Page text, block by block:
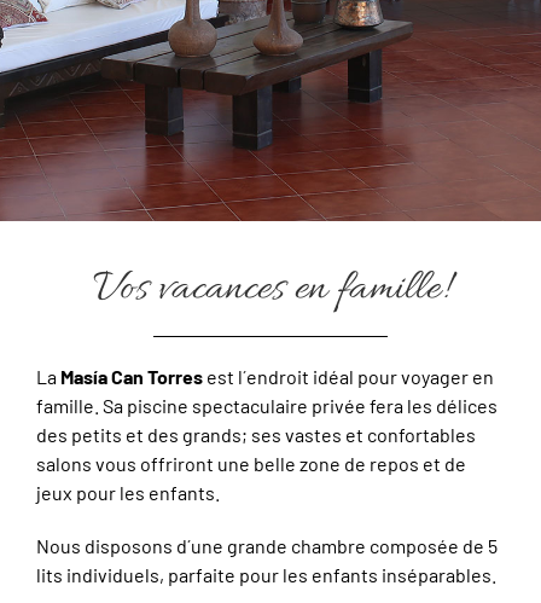
Vos vacances en famille!
La Masía Can Torres est l´endroit idéal pour voyager en
famille. Sa piscine spectaculaire privée fera les délices
des petits et des grands; ses vastes et confortables
salons vous offriront une belle zone de repos et de
jeux pour les enfants.
Nous disposons d´une grande chambre composée de 5
lits individuels, parfaite pour les enfants inséparables.